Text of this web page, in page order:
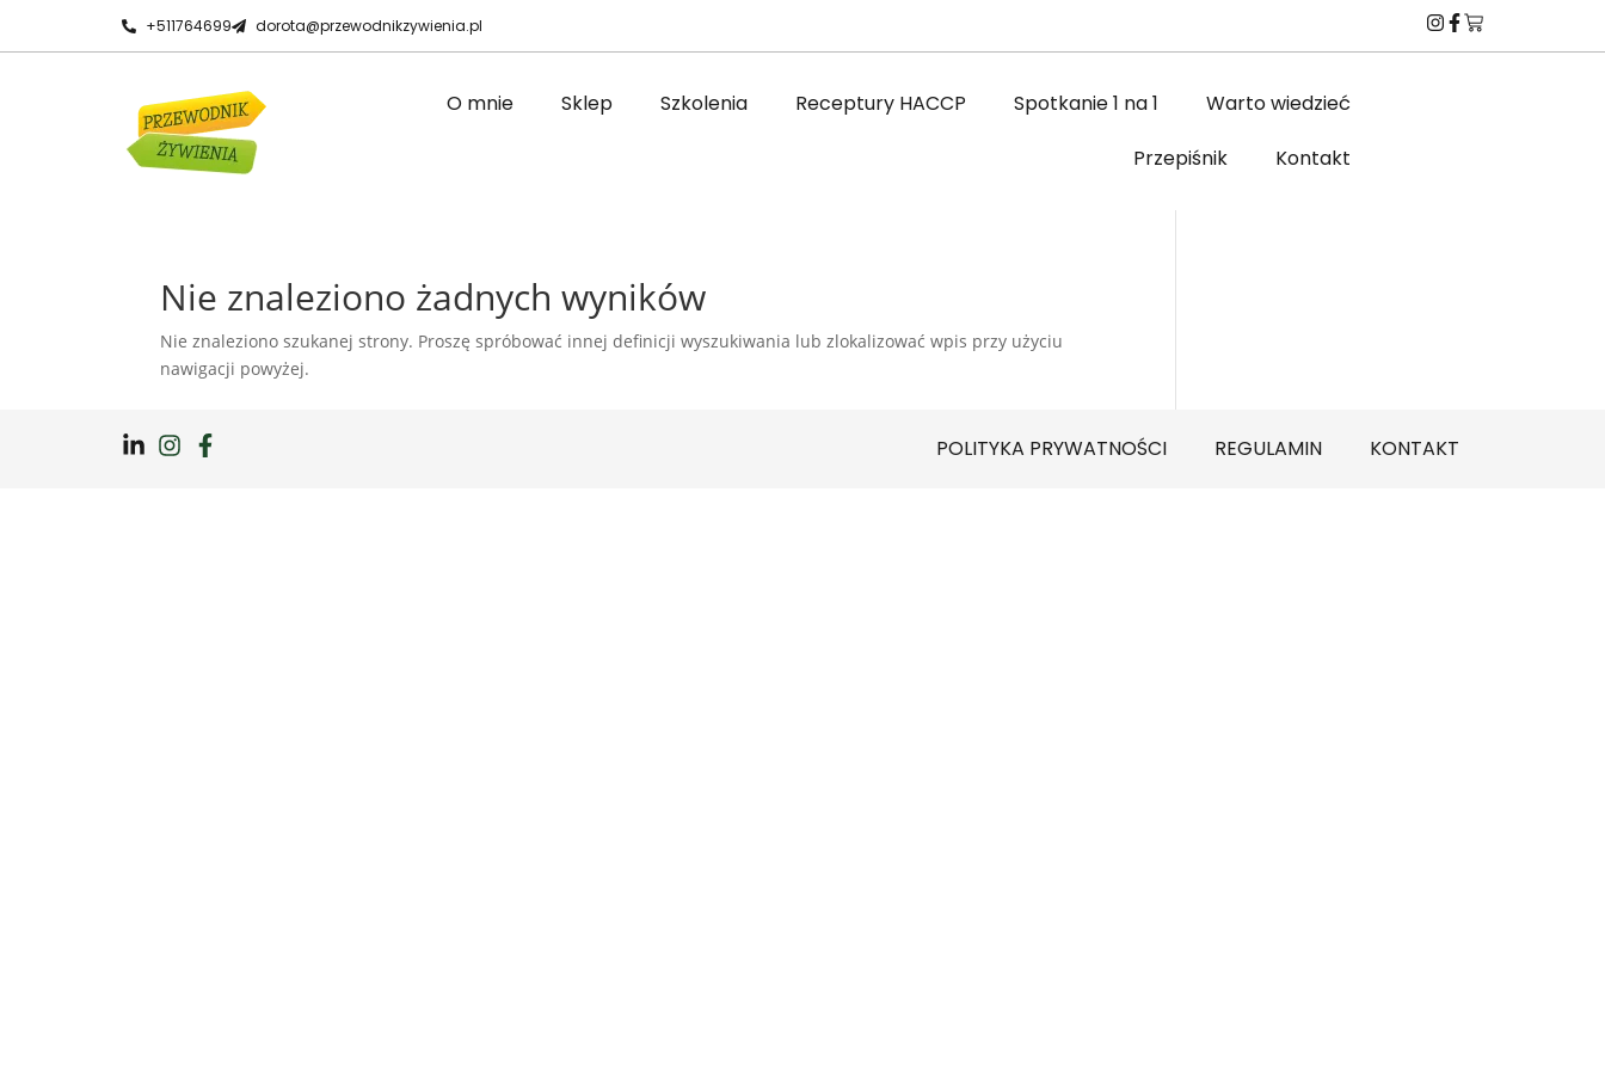
+511764699 dorota@przewodnikzywienia.pl
O mnie Sklep Szkolenia Receptury HACCP Spotkanie 1 na 1
Warto wiedzieć
Przepiśnik
Kontakt
Nie znaleziono żadnych wyników
Nie znaleziono szukanej strony. Proszę spróbować innej definicji wyszukiwania lub zlokalizować wpis przy użyciu
nawigacji powyżej.
POLITYKA PRYWATNOŚCI REGULAMIN KONTAKT